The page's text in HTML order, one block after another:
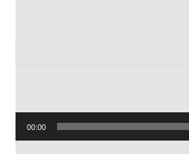
00:00